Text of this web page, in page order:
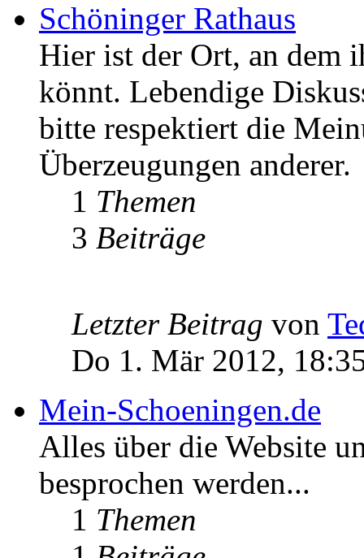
Schöninger Rathaus
Hier ist der Ort, an dem
könnt. Lebendige
bitte respektiert die
Überzeugungen anderer.
1 Themen
3 Beiträge
Letzter Beitrag von
Do 1. Mär 2012,
Mein-Schoeningen.de
Alles über die Website
besprochen werden...
1 Themen